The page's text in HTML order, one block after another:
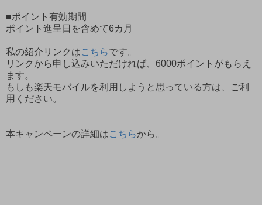
■ポイント有効期間
ポイント進呈日を含めて6カ月
私の紹介リンクはこちらです。
リンクから申し込みいただければ、6000ポイントがもらえ
ます。
もしも楽天モバイルを利用しようと思っている方は、ご利
用ください。
本キャンペーンの詳細はこちらから。